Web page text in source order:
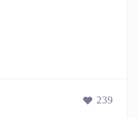
239